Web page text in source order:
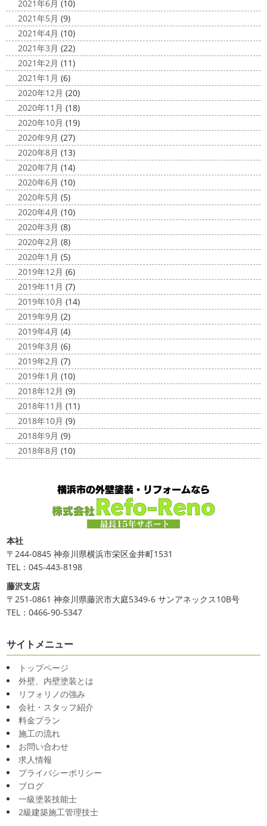
2021年6月 (10)
2021年5月 (9)
2021年4月 (10)
2021年3月 (22)
2021年2月 (11)
2021年1月 (6)
2020年12月 (20)
2020年11月 (18)
2020年10月 (19)
2020年9月 (27)
2020年8月 (13)
2020年7月 (14)
2020年6月 (10)
2020年5月 (5)
2020年4月 (10)
2020年3月 (8)
2020年2月 (8)
2020年1月 (5)
2019年12月 (6)
2019年11月 (7)
2019年10月 (14)
2019年9月 (2)
2019年4月 (4)
2019年3月 (6)
2019年2月 (7)
2019年1月 (10)
2018年12月 (9)
2018年11月 (11)
2018年10月 (9)
2018年9月 (9)
2018年8月 (10)
本社
〒244-0845 神奈川県横浜市栄区金井町1531
TEL：045-443-8198
藤沢支店
〒251-0861 神奈川県藤沢市大庭5349-6 サンアネックス10B号
TEL：0466-90-5347
サイトメニュー
トップページ
外壁、内壁塗装とは
リフォリノの強み
会社・スタッフ紹介
料金プラン
施工の流れ
お問い合わせ
求人情報
プライバシーポリシー
ブログ
一級塗装技能士
2級建築施工管理技士